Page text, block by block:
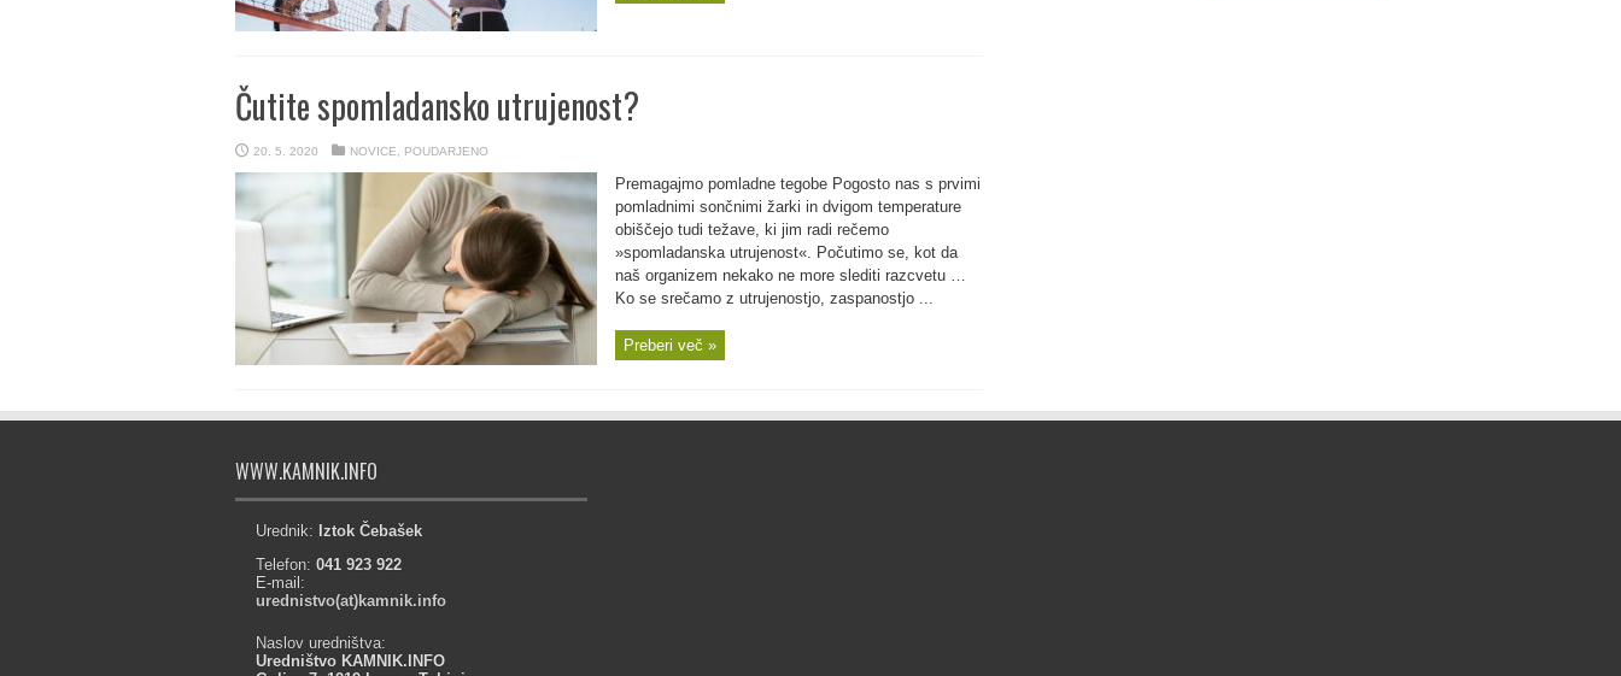
Čutite spomladansko utrujenost?
20. 5. 2020 NOVICE POUDARJENO
Premagajmo pomladne tegobe Pogosto nas s prvimi
pomladnimi sončnimi žarki in dvigom temperature
obiščejo tudi težave, ki jim radi rečemo
»spomladanska utrujenost«. Počutimo se, kot da
naš organizem nekako ne more slediti razcvetu …
Ko se srečamo z utrujenostjo, zaspanostjo ...
Preberi več »
WWW.KAMNIK.INFO
Urednik: Iztok Čebašek
Telefon: 041 923 922
E-mail:
urednistvo(at)kamnik.info
Naslov uredništva:
Uredništvo KAMNIK.INFO